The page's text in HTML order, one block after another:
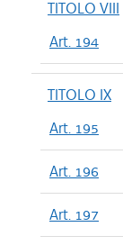
TITOLO VIII
Art. 194
TITOLO IX
Art. 195
Art. 196
Art. 197